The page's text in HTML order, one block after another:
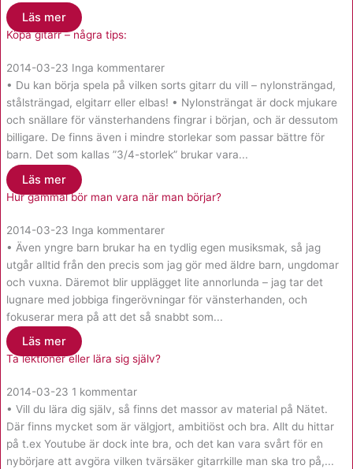
Läs mer
Köpa gitarr – några tips:
2014-03-23 Inga kommentarer
• Du kan börja spela på vilken sorts gitarr du vill – nylonsträngad,
stålsträngad, elgitarr eller elbas! • Nylonsträngat är dock mjukare
och snällare för vänsterhandens fingrar i början, och är dessutom
billigare. De finns även i mindre storlekar som passar bättre för
barn. Det som kallas ”3/4-storlek” brukar vara...
Läs mer
Hur gammal bör man vara när man börjar?
2014-03-23 Inga kommentarer
• Även yngre barn brukar ha en tydlig egen musiksmak, så jag
utgår alltid från den precis som jag gör med äldre barn, ungdomar
och vuxna. Däremot blir upplägget lite annorlunda – jag tar det
lugnare med jobbiga fingerövningar för vänsterhanden, och
fokuserar mera på att det så snabbt som...
Läs mer
Ta lektioner eller lära sig själv?
2014-03-23 1 kommentar
• Vill du lära dig själv, så finns det massor av material på Nätet.
Där finns mycket som är välgjort, ambitiöst och bra. Allt du hittar
på t.ex Youtube är dock inte bra, och det kan vara svårt för en
nybörjare att avgöra vilken tvärsäker gitarrkille man ska tro på,...